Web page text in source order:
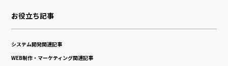
お役立ち記事
システム開発関連記事
WEB制作・マーケティング関連記事